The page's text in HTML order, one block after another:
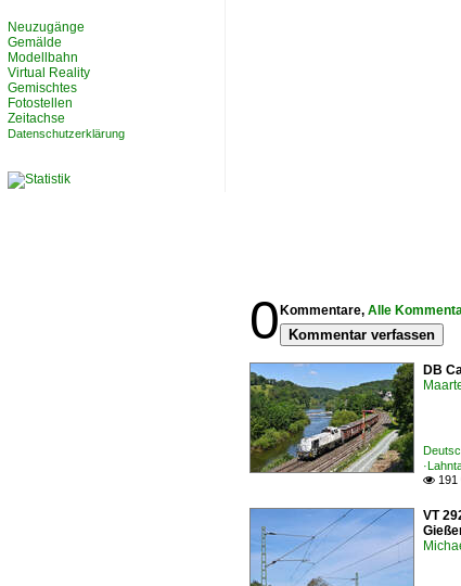
0 Kommentare, Alle
Kommentar verfassen
DB
 191
VT
Neuzugänge
Gemälde
Modellbahn
Virtual Reality
Gemischtes
Fotostellen
Zeitachse
Datenschutzerklärung